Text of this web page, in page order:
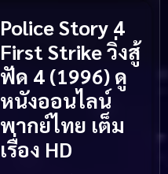
Police Story 4
First Strike วิ่งสู้
ฟัด 4 (1996) ดู
หนังออนไลน์
พากย์ไทย เต็ม
เรื่อง HD